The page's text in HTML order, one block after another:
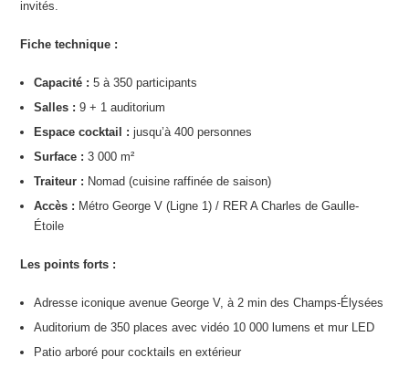
invités.
Fiche technique :
Capacité : 5 à 350 participants
Salles : 9 + 1 auditorium
Espace cocktail : jusqu’à 400 personnes
Surface : 3 000 m²
Traiteur : Nomad (cuisine raffinée de saison)
Accès : Métro George V (Ligne 1) / RER A Charles de Gaulle-
Étoile
Les points forts :
Adresse iconique avenue George V, à 2 min des Champs-Élysées
Auditorium de 350 places avec vidéo 10 000 lumens et mur LED
Patio arboré pour cocktails en extérieur